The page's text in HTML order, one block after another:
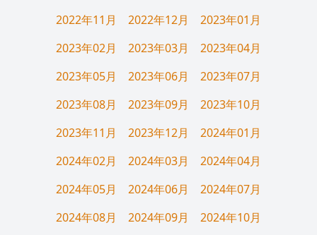
2022年11月
2022年12月
2023年01月
2023年02月
2023年03月
2023年04月
2023年05月
2023年06月
2023年07月
2023年08月
2023年09月
2023年10月
2023年11月
2023年12月
2024年01月
2024年02月
2024年03月
2024年04月
2024年05月
2024年06月
2024年07月
2024年08月
2024年09月
2024年10月